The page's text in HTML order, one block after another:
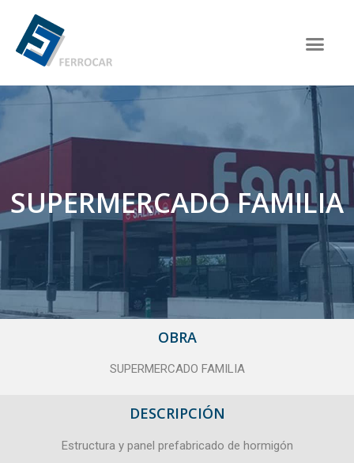
SUPERMERCADO FAMILIA
OBRA
SUPERMERCADO FAMILIA
DESCRIPCIÓN
Estructura y panel prefabricado de hormigón